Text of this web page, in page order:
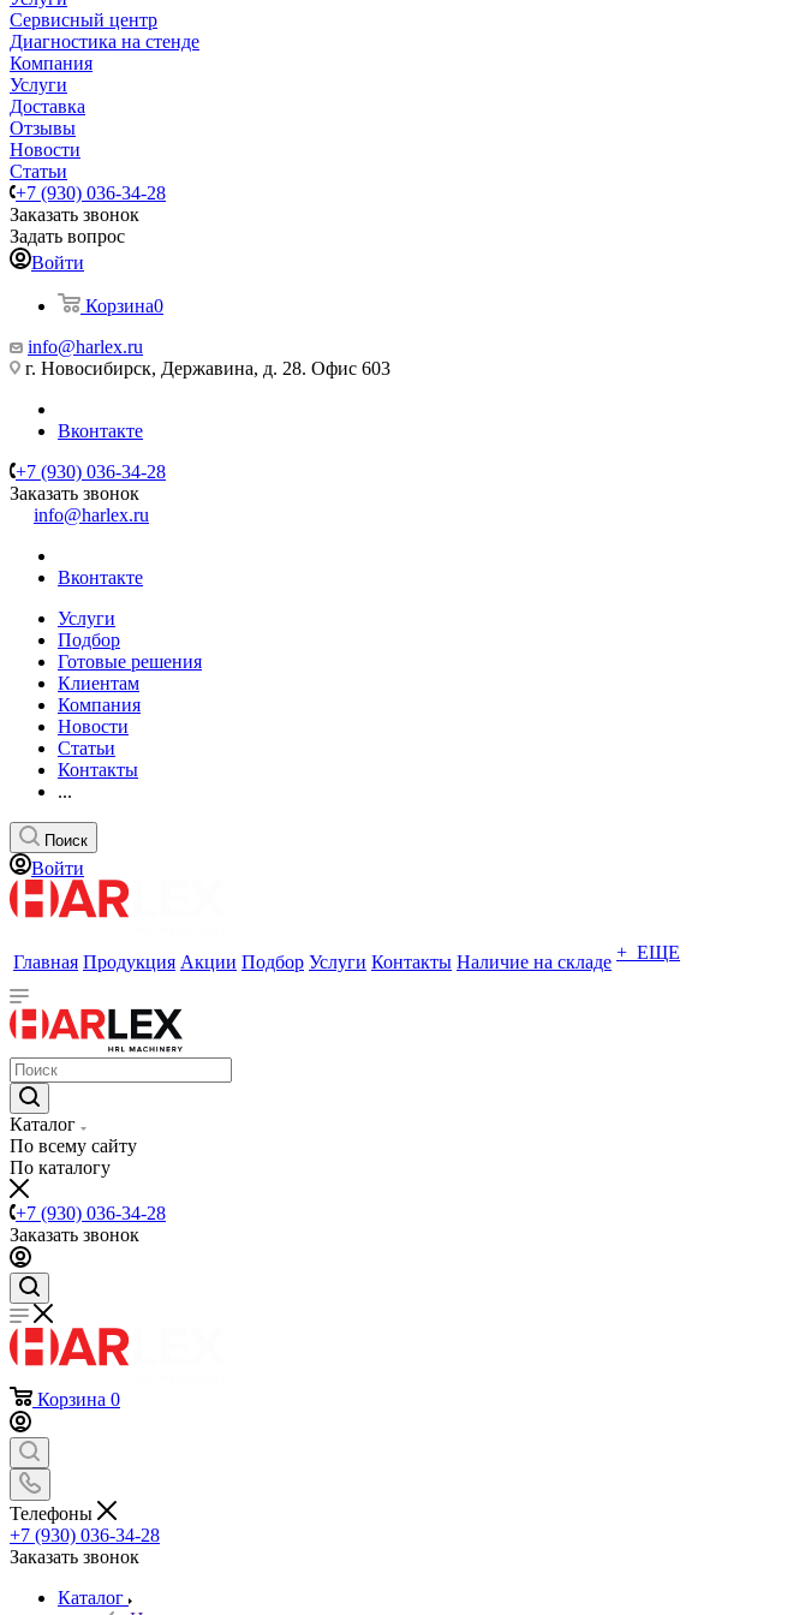
Сервисный центр
Диагностика на стенде
Компания
Услуги
Доставка
Отзывы
Новости
Статьи
+7 (930) 036-34-28
Заказать звонок
Задать вопрос
Войти
Корзина0
info@harlex.ru
г. Новосибирск, Державина, д. 28. Офис 603
Вконтакте
+7 (930) 036-34-28
Заказать звонок
info@harlex.ru
Вконтакте
Услуги
Подбор
Готовые решения
Клиентам
Компания
Новости
Статьи
Контакты
...
Поиск
Войти
Главная Продукция Акции Подбор Услуги Контакты Наличие на складе + ЕЩЕ
Каталог
По всему сайту
По каталогу
+7 (930) 036-34-28
Заказать звонок
Корзина 0
Телефоны
+7 (930) 036-34-28
Заказать звонок
Каталог